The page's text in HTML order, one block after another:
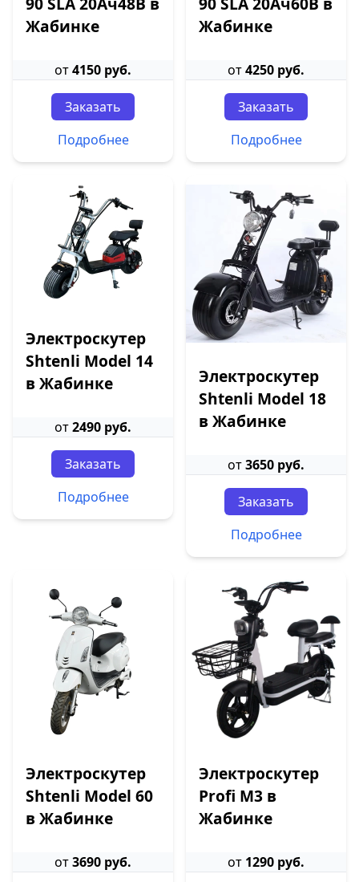
Жабинке
от4150 руб.
Заказать
Подробнее
Жабинке
от4250 руб.
Заказать
Подробнее
Электроскутер
Shtenli Model 14
в Жабинке
от2490 руб.
Заказать
Подробнее
Электроскутер
Shtenli Model 18
в Жабинке
от3650 руб.
Заказать
Подробнее
Электроскутер
Shtenli Model 60
в Жабинке
от3690 руб.
Электроскутер
Profi M3 в
Жабинке
от 1290 руб.